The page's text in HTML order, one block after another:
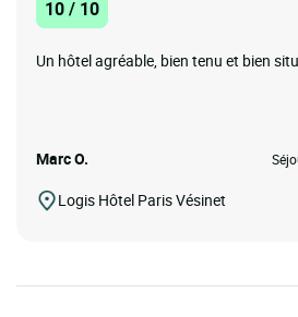
10 / 10
Un hôtel agréable, bien tenu et bien
Marc O.
Logis Hôtel Paris Vésinet